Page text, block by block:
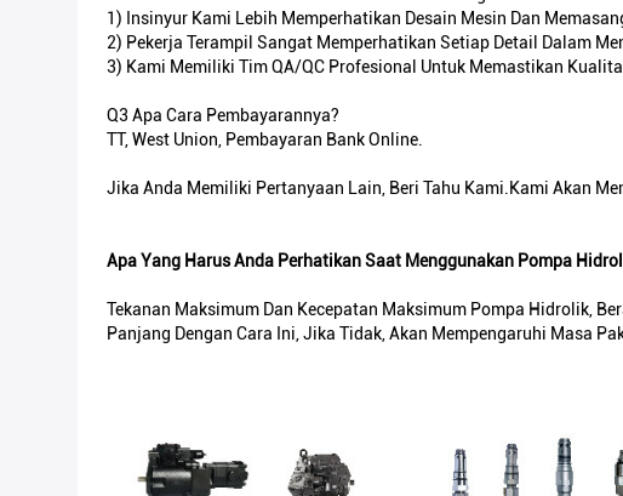
1) Insinyur Kami Lebih Memperhatikan Desain Mesin Dan
2) Pekerja Terampil Sangat Memperhatikan Setiap Detail Dalam
3) Kami Memiliki Tim QA/QC Profesional Untuk Memastikan
Q3 Apa Cara Pembayarannya?
TT, West Union, Pembayaran Bank Online.
Jika Anda Memiliki Pertanyaan Lain, Beri Tahu Kami.Kami Akan
Apa Yang Harus Anda Perhatikan Saat Menggunakan Pompa
Tekanan Maksimum Dan Kecepatan Maksimum Pompa Hidrolik,
Panjang Dengan Cara Ini, Jika Tidak, Akan Mempengaruhi Masa